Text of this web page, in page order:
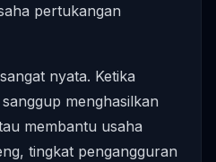
pertukangan
nyata. Ketika
menghasilkan
membantu usaha
tingkat pengangguran